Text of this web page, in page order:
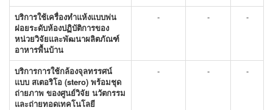
บริการใช้เครื่องทำแห้งแบบพ่น
ฝอยระดับห้องปฏิบัติการของ
หน่วยวิจัยและพัฒนาผลิตภัณฑ์
อาหารพื้นบ้าน
- - -
บริการการใช้กล้องจุลทรรศน์
แบบ สเตอริโอ (stero) พร้อมชุด
ถ่ายภาพ ของศูนย์วิจัย นวัตกรรม
และถ่ายทอดเทคโนโลยี
- - -